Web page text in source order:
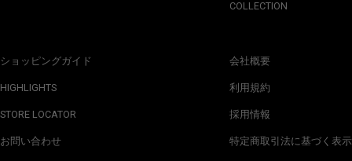
ショッピングガイド
HIGHLIGHTS
STORE LOCATOR
お問い合わせ
COLLECTION
会社概要
利用規約
採用情報
特定商取引法に基づく表示